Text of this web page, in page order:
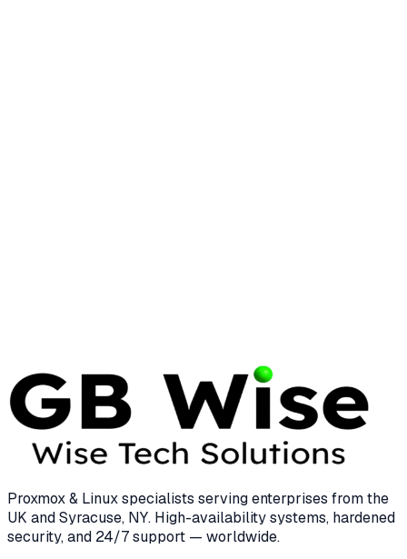
Proxmox & Linux specialists serving enterprises from the
UK and Syracuse, NY. High-availability systems, hardened
security, and 24/7 support — worldwide.